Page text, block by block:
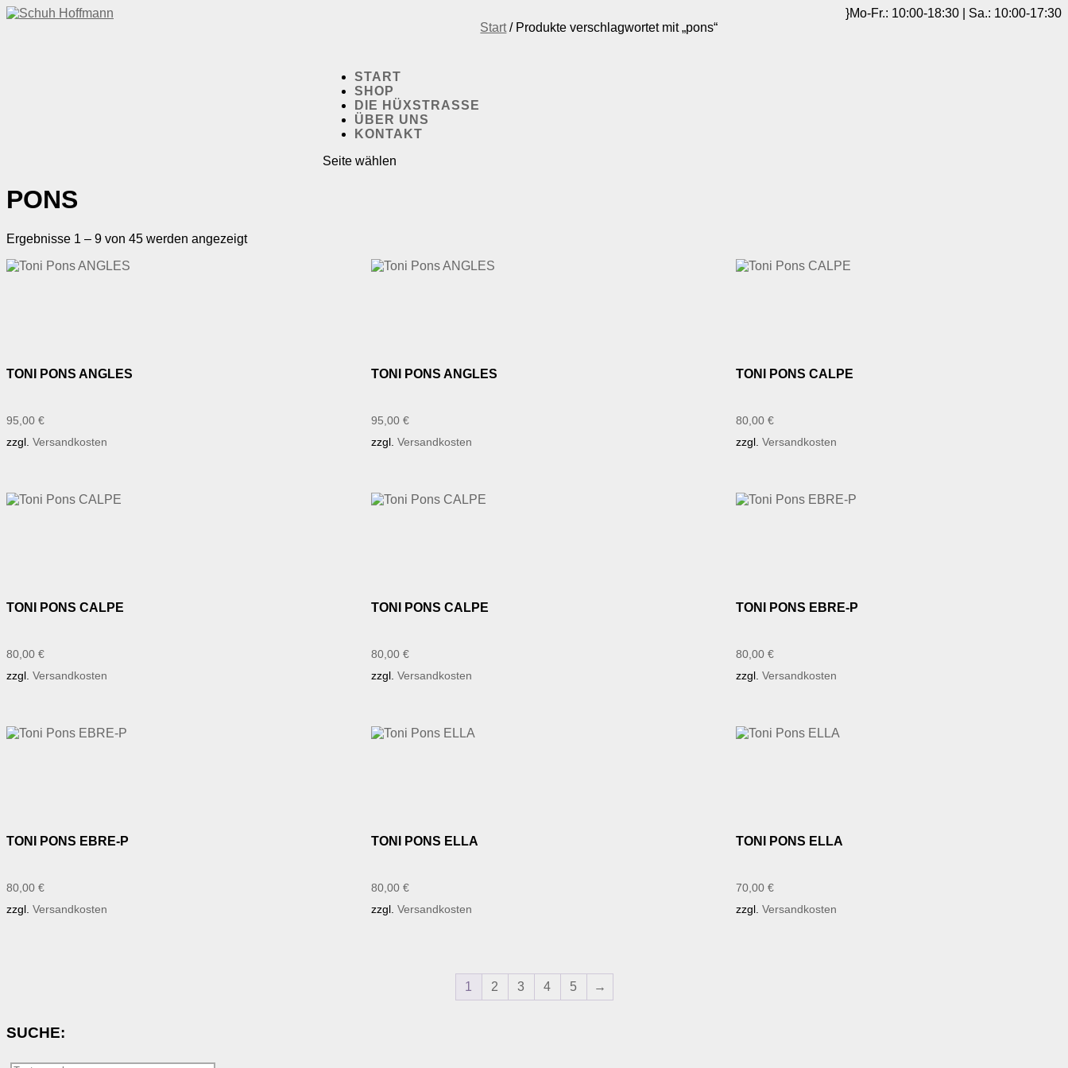
Mo-Fr.: 10:00-18:30 | Sa.: 10:00-17:30
START
SHOP
DIE HÜXSTRASSE
ÜBER UNS
KONTAKT
Seite wählen
Start/ Produkte verschlagwortet mit „pons“
PONS
Ergebnisse 1 – 9 von 45 werden angezeigt
TONI PONS ANGLES
95,00 €
zzgl. Versandkosten
TONI PONS ANGLES
95,00 €
zzgl. Versandkosten
TONI PONS CALPE
80,00 €
zzgl. Versandkosten
TONI PONS CALPE
80,00 €
zzgl. Versandkosten
TONI PONS CALPE
80,00 €
zzgl. Versandkosten
TONI PONS EBRE-P
80,00 €
zzgl. Versandkosten
TONI PONS EBRE-P
80,00 €
zzgl. Versandkosten
TONI PONS ELLA
80,00 €
zzgl. Versandkosten
TONI PONS ELLA
70,00 €
zzgl. Versandkosten
1 2 3 4 5 →
SUCHE: